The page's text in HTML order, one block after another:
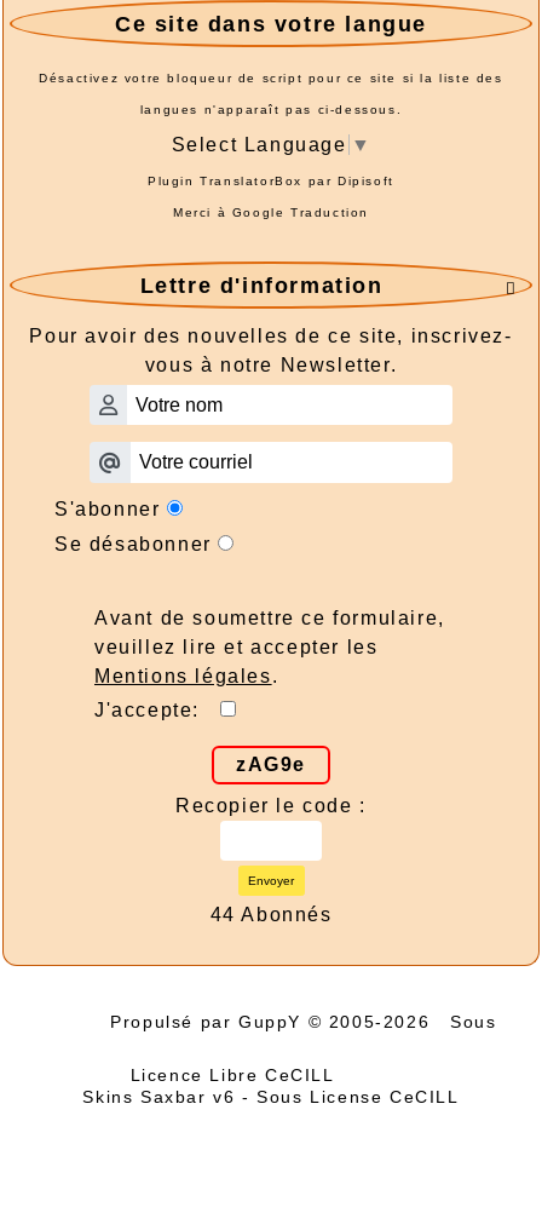
Ce site dans votre langue
Désactivez votre bloqueur de script pour ce site si la liste des
langues n'apparaît pas ci-dessous.
Select Language ▼
Plugin TranslatorBox parDipisoft
Merci à Google Traduction

Lettre d'information
Pour avoir des nouvelles de ce site, inscrivez-
vous à notre Newsletter.
S'abonner
Se désabonner
Avant de soumettre ce formulaire,
veuillez lire et accepter les
Mentions légales.
J'accepte:
zAG9e
Recopier le code :
Envoyer
44 Abonnés
Propulsé par GuppY © 2005-2026 Sous
Licence Libre CeCILL
Skins Saxbar v6 -Sous License CeCILL